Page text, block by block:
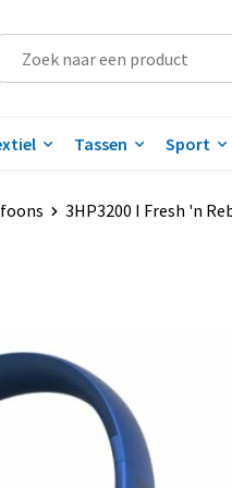
Tassen Sport
3HP3200 I Fresh 'n